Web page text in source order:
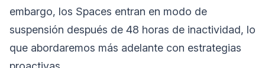
embargo, los Spaces entran en modo de
suspensión después de 48 horas de inactividad, lo
que abordaremos más adelante con estrategias